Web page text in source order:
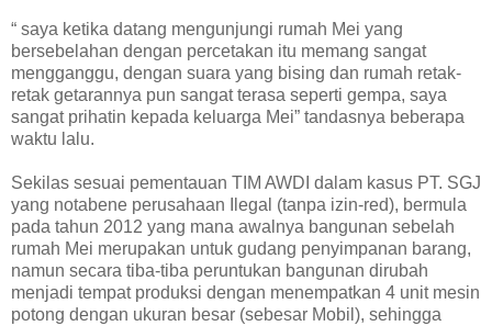
“ saya ketika datang mengunjungi rumah Mei yang
bersebelahan dengan percetakan itu memang sangat
mengganggu, dengan suara yang bising dan rumah retak-
retak getarannya pun sangat terasa seperti gempa, saya
sangat prihatin kepada keluarga Mei” tandasnya beberapa
waktu lalu.
Sekilas sesuai pementauan TIM AWDI dalam kasus PT. SGJ
yang notabene perusahaan Ilegal (tanpa izin-red), bermula
pada tahun 2012 yang mana awalnya bangunan sebelah
rumah Mei merupakan untuk gudang penyimpanan barang,
namun secara tiba-tiba peruntukan bangunan dirubah
menjadi tempat produksi dengan menempatkan 4 unit mesin
potong dengan ukuran besar (sebesar Mobil), sehingga